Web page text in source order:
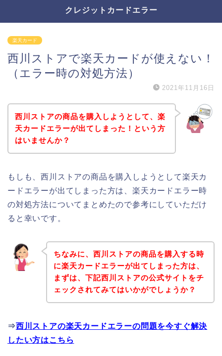
クレジットカードエラー
楽天カード
西川ストアで楽天カードが使えない！
（エラー時の対処方法）
2021年11月16日
西川ストアの商品を購入しようとして、楽
天カードエラーが出てしまった！という方
はいませんか？
もしも、西川ストアの商品を購入しようとして楽天カ
ードエラーが出てしまった方は、楽天カードエラー時
の対処方法についてまとめたので参考にしていただけ
ると幸いです。
ちなみに、西川ストアの商品を購入する時
に楽天カードエラーが出てしまった方は、
まずは、下記西川ストアの公式サイトをチ
ェックされてみてはいかがでしょうか？
⇒西川ストアの楽天カードエラーの問題を今すぐ解決
したい方はこちら